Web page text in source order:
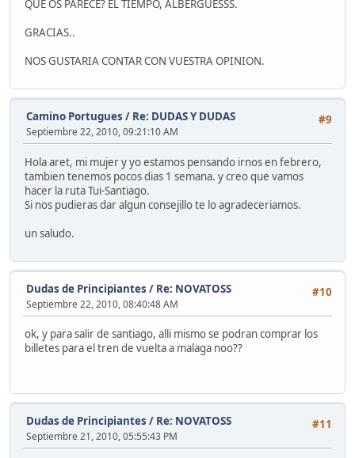
QUE OS PARECE? EL TIEMPO, ALBERGUESSS.
GRACIAS..
NOS GUSTARIA CONTAR CON VUESTRA OPINION.
#9
Camino Portugues / Re: DUDAS Y DUDAS
Septiembre 22, 2010, 09:21:10 AM
Hola aret, mi mujer y yo estamos pensando irnos en febrero,
tambien tenemos pocos dias 1 semana. y creo que vamos
hacer la ruta Tui-Santiago.
Si nos pudieras dar algun consejillo te lo agradeceriamos.
un saludo.
#10
Dudas de Principiantes / Re: NOVATOSS
Septiembre 22, 2010, 08:40:48 AM
ok, y para salir de santiago, alli mismo se podran comprar los
billetes para el tren de vuelta a malaga noo??
#11
Dudas de Principiantes / Re: NOVATOSS
Septiembre 21, 2010, 05:55:43 PM